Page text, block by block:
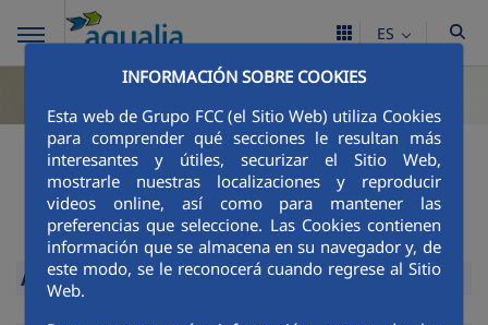
INFORMACIÓN SOBRE COOKIES
Esta web de Grupo FCC (el Sitio Web) utiliza Cookies
para comprender qué secciones le resultan más
interesantes y útiles, securizar el Sitio Web,
mostrarle nuestras localizaciones y reproducir
videos online, así como para mantener las
preferencias que seleccione. Las Cookies contienen
información que se almacena en su navegador y, de
este modo, se le reconocerá cuando regrese al Sitio
Web.
ES
Contratación/
Solicitudes
Altas
Expandir